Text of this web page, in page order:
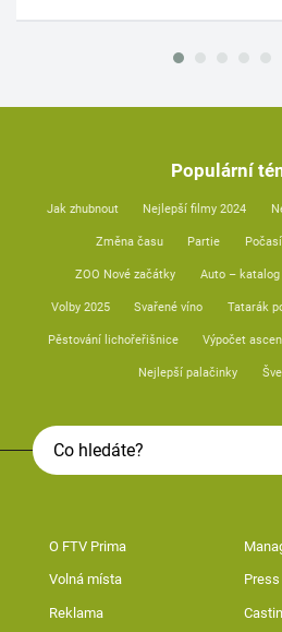
Populární
Jak zhubnout Nejlepší filmy 2024
Změna času Partie Počasí
ZOO Nové začátky Auto – katalog
Volby 2025 Svařené víno Tatarák
Pěstování lichořeřišnice Výpočet
Nejlepší palačinky
O FTV Prima
Volná místa Press
Reklama